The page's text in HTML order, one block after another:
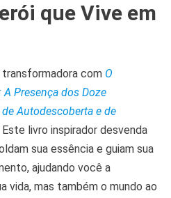
que Vive em
transformadora com O
Presença dos Doze
Autodescoberta e de
Este livro inspirador desvenda
sua essência e guiam sua
ajudando você a
vida, mas também o mundo ao